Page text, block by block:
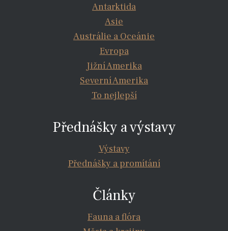
Antarktida
Asie
Austrálie a Oceánie
Evropa
Jižní Amerika
Severní Amerika
To nejlepší
Přednášky a výstavy
Výstavy
Přednášky a promítání
Články
Fauna a flóra